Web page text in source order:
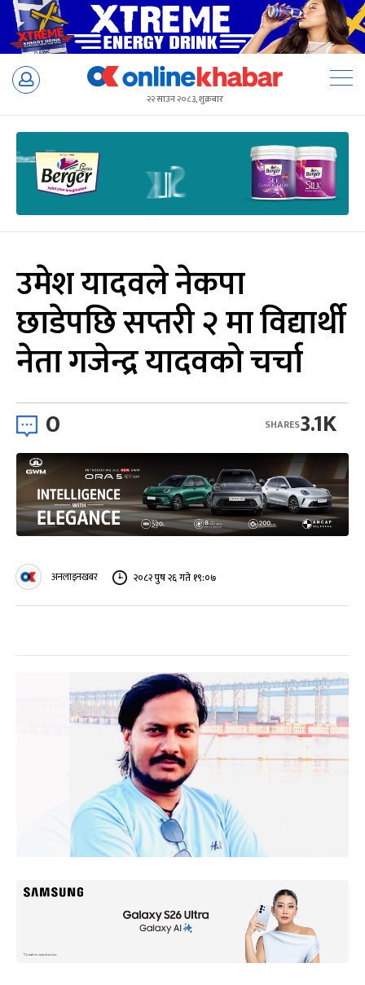
Skip
२२ साउन २०८३, शुक्रबार
उमेश यादवले नेकपा
छाडेपछि सप्तरी २ मा विद्यार्थी
नेता गजेन्द्र यादवको चर्चा
0 3.1K
SHARES
अनलाइनखबर २०८२ पुष २६ गते १९:०७